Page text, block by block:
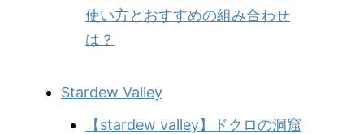
使い方とおすすめの組み合わせ
は？
Stardew Valley
【stardew valley】ドクロの洞窟